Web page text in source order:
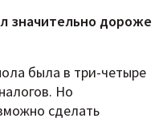
значительно дороже
была в три-четыре
Но
сделать